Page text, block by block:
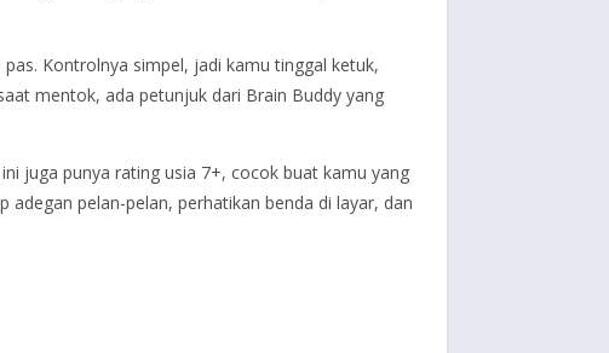
Kontrolnya simpel, jadi kamu tinggal ketuk,
mentok, ada petunjuk dari Brain Buddy yang
juga punya rating usia 7+, cocok buat kamu yang
pelan-pelan, perhatikan benda di layar, dan